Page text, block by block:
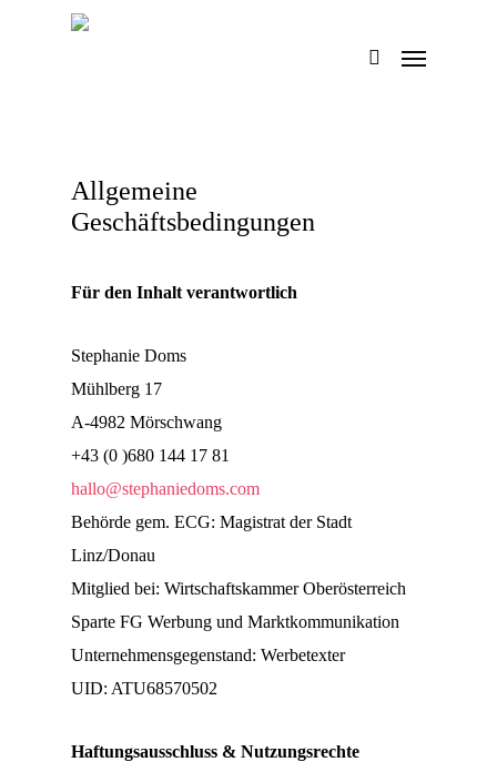
Menu
Allgemeine
Geschäftsbedingungen
Für den Inhalt verantwortlich
Stephanie Doms
Mühlberg 17
A-4982 Mörschwang
+43 (0 )680 144 17 81
hallo@stephaniedoms.com
Behörde gem. ECG: Magistrat der Stadt
Linz/Donau
Mitglied bei: Wirtschaftskammer Oberösterreich
Sparte FG Werbung und Marktkommunikation
Unternehmensgegenstand: Werbetexter
UID: ATU68570502
Haftungsausschluss & Nutzungsrechte